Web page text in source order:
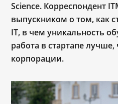
Science. Корреспондент
выпускником о том, как
IT, в чем уникальность
работа в стартапе
корпорации.